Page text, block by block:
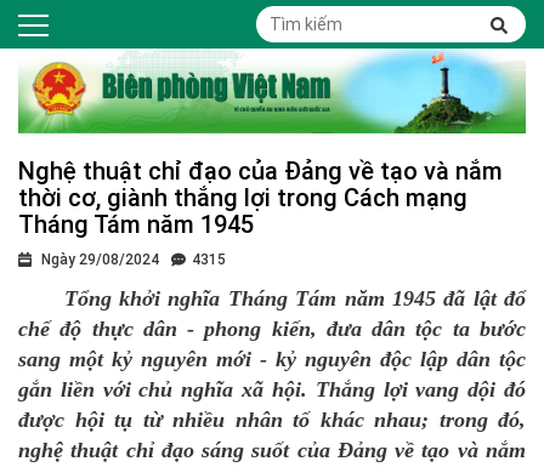
Nghệ thuật chỉ đạo của Đảng về tạo và nắm
thời cơ, giành thắng lợi trong Cách mạng
Tháng Tám năm 1945
Ngày 29/08/2024 4315
Tổng khởi nghĩa Tháng Tám năm 1945 đã lật đổ
chế độ thực dân - phong kiến, đưa dân tộc ta bước
sang một kỷ nguyên mới - kỷ nguyên độc lập dân tộc
gắn liền với chủ nghĩa xã hội. Thắng lợi vang dội đó
được hội tụ từ nhiều nhân tố khác nhau; trong đó,
nghệ thuật chỉ đạo sáng suốt của Đảng về tạo và nắm